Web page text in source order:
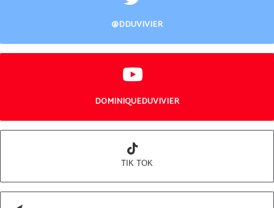
@DDUVIVIER
DOMINIQUEDUVIVIER
TIK TOK